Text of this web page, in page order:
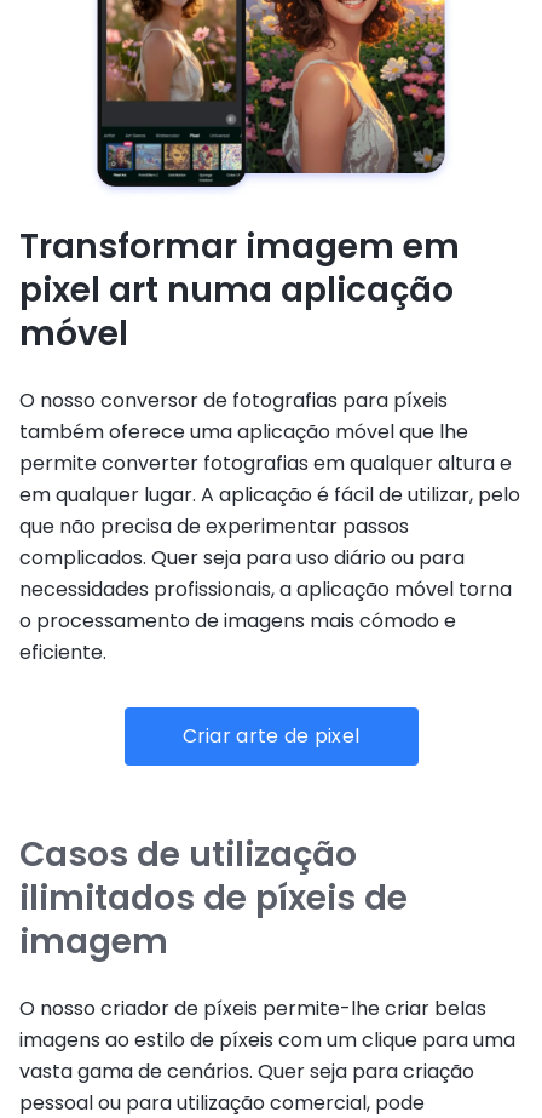
Transformar imagem em
pixel art numa aplicação
móvel
O nosso conversor de fotografias para píxeis
também oferece uma aplicação móvel que lhe
permite converter fotografias em qualquer altura e
em qualquer lugar. A aplicação é fácil de utilizar, pelo
que não precisa de experimentar passos
complicados. Quer seja para uso diário ou para
necessidades profissionais, a aplicação móvel torna
o processamento de imagens mais cómodo e
eficiente.
Criar arte de pixel
Casos de utilização
ilimitados de píxeis de
imagem
O nosso criador de píxeis permite-lhe criar belas
imagens ao estilo de píxeis com um clique para uma
vasta gama de cenários. Quer seja para criação
pessoal ou para utilização comercial, pode